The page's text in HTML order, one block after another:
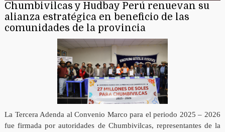
Chumbivilcas y Hudbay Perú renuevan su
alianza estratégica en beneficio de las
comunidades de la provincia
La Tercera Adenda al Convenio Marco para el periodo 2025 – 2026
fue firmada por autoridades de Chumbivilcas, representantes de la